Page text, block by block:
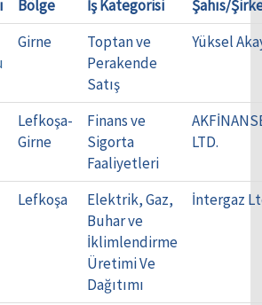
Bölge İş Kategorisi
Şahıs/
Girne
Toptan ve
Perakende
Satış
Yüksel
Lefkoşa-
Girne
Finans ve
Sigorta
Faaliyetleri
LTD.
Lefkoşa
Elektrik, Gaz,
Buhar ve
İklimlendirme
Üretimi Ve
Dağıtımı
İntergaz